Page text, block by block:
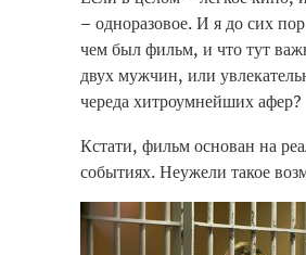
– одноразовое. И я до сих
чем был фильм, и что тут
двух мужчин, или
череда хитроумнейших афер?
replica taschen
replique sac pas cher
replica borse di lusso
replicas bolsos
Кстати, фильм основан на
событиях. Неужели такое